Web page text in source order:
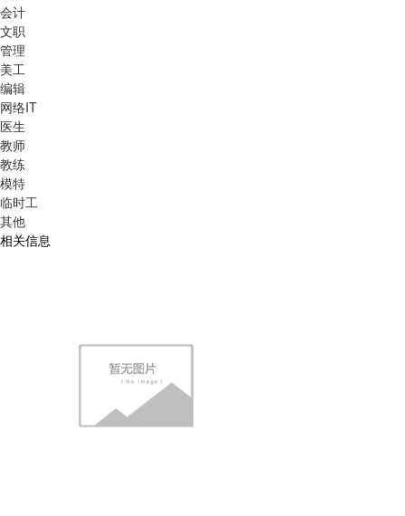
会计
文职
管理
美工
编辑
网络IT
医生
教师
教练
模特
临时工
其他
相关信息